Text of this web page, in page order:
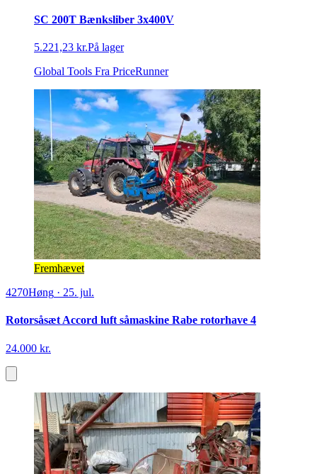
SC 200T Bænksliber 3x400V
5.221,23 kr.På lager
Global Tools Fra PriceRunner
Fremhævet
4270Høng · 25. jul.
Rotorsåsæt Accord luft såmaskine Rabe rotorhave 4
24.000 kr.